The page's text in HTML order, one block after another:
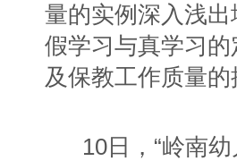
量的实例深入浅
假学习与真学习
及保教工作质量
10日，“岭南